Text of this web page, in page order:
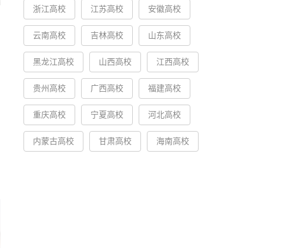
浙江高校 江苏高校 安徽高校
云南高校 吉林高校 山东高校
黑龙江高校 山西高校 江西高校
贵州高校 广西高校 福建高校
重庆高校 宁夏高校 河北高校
内蒙古高校 甘肃高校 海南高校